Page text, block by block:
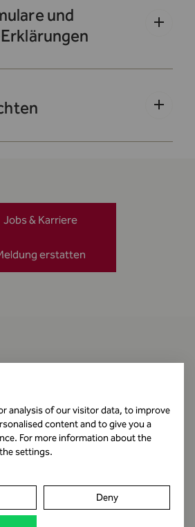
und
Jobs & Karriere
erstatten
analysis of our visitor data, to improve
content and to give you a
For more information about the
settings.
Deny